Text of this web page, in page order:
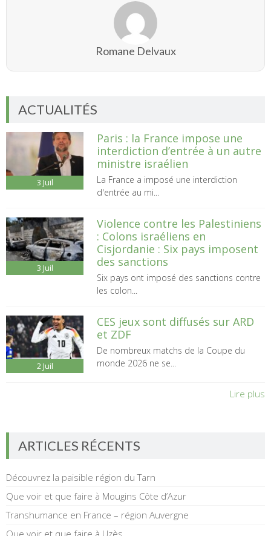
Romane Delvaux
ACTUALITÉS
3 Juil
Paris : la France impose une
interdiction d’entrée à un autre
ministre israélien
La France a imposé une interdiction
d'entrée au mi...
3 Juil
Violence contre les Palestiniens
: Colons israéliens en
Cisjordanie : Six pays imposent
des sanctions
Six pays ont imposé des sanctions contre
les colon...
2 Juil
CES jeux sont diffusés sur ARD
et ZDF
De nombreux matchs de la Coupe du
monde 2026 ne se...
Lire plus
ARTICLES RÉCENTS
Découvrez la paisible région du Tarn
Que voir et que faire à Mougins Côte d’Azur
Transhumance en France – région Auvergne
Que voir et que faire à Uzès